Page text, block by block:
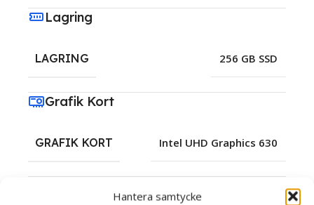
Hantera samtycke
Lagring
LAGRING 256 GB SSD
Grafik Kort
GRAFIK KORT Intel UHD Graphics 630